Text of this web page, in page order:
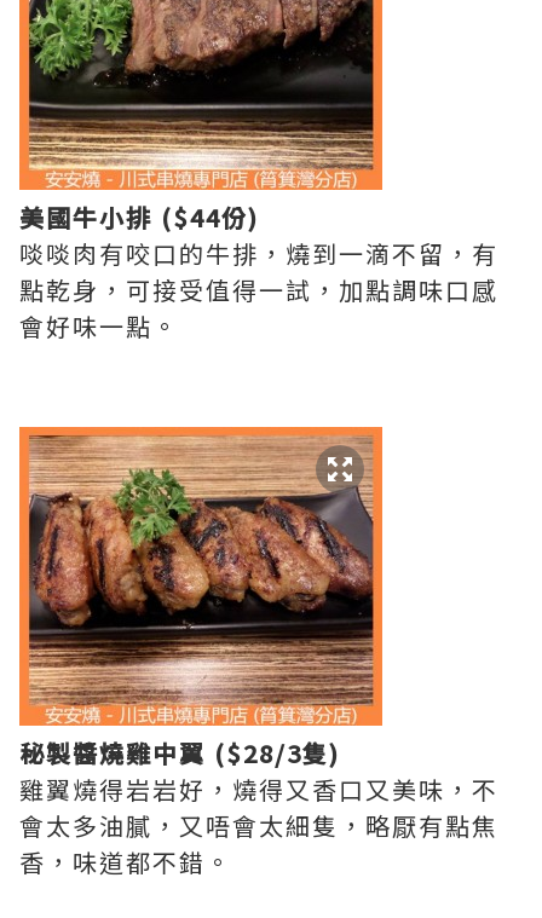
美國牛小排 ($44份)
啖啖肉有咬口的牛排，燒到一滴不留，有
點乾身，可接受值得一試，加點調味口感
會好味一點。
秘製醬燒雞中翼 ($28/3隻)
雞翼燒得岩岩好，燒得又香口又美味，不
會太多油膩，又唔會太細隻，略厭有點焦
香，味道都不錯。